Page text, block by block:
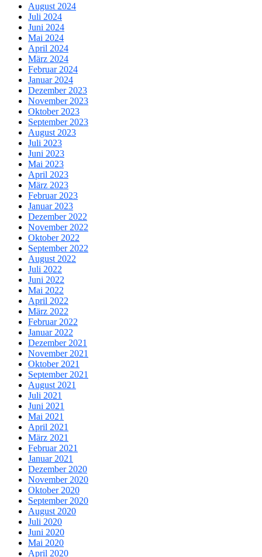
August 2024
Juli 2024
Juni 2024
Mai 2024
April 2024
März 2024
Februar 2024
Januar 2024
Dezember 2023
November 2023
Oktober 2023
September 2023
August 2023
Juli 2023
Juni 2023
Mai 2023
April 2023
März 2023
Februar 2023
Januar 2023
Dezember 2022
November 2022
Oktober 2022
September 2022
August 2022
Juli 2022
Juni 2022
Mai 2022
April 2022
März 2022
Februar 2022
Januar 2022
Dezember 2021
November 2021
Oktober 2021
September 2021
August 2021
Juli 2021
Juni 2021
Mai 2021
April 2021
März 2021
Februar 2021
Januar 2021
Dezember 2020
November 2020
Oktober 2020
September 2020
August 2020
Juli 2020
Juni 2020
Mai 2020
April 2020